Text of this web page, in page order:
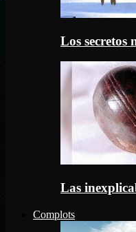
Los secretos
Las
Complots